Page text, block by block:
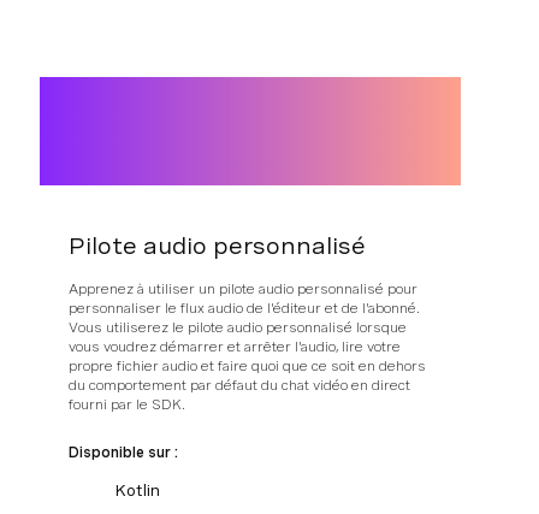
Pilote audio personnalisé
Apprenez à utiliser un pilote audio personnalisé pour
personnaliser le flux audio de l'éditeur et de l'abonné.
Vous utiliserez le pilote audio personnalisé lorsque
vous voudrez démarrer et arrêter l'audio, lire votre
propre fichier audio et faire quoi que ce soit en dehors
du comportement par défaut du chat vidéo en direct
fourni par le SDK.
Disponible sur :
Kotlin